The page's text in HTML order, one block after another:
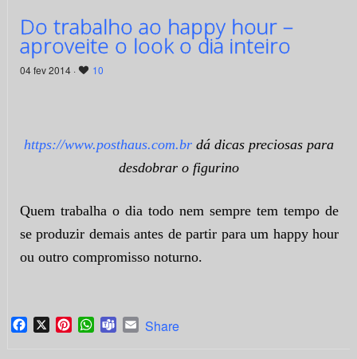
Do trabalho ao happy hour –
aproveite o look o dia inteiro
04 fev 2014 · 10
https://www.posthaus.com.br dá dicas preciosas para
desdobrar o figurino
Quem trabalha o dia todo nem sempre tem tempo de
se produzir demais antes de partir para um happy hour
ou outro compromisso noturno.
Facebook
X PinterestWhatsApp
TeamsEmail
Share